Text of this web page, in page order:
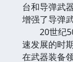
台和导弹武
增强了导弹
20世纪50
速发展的时
在武器装备